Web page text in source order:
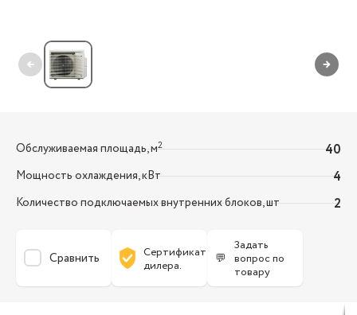
← →
Обслуживаемая площадь, м2 40
Мощность охлаждения, кВт 4
Количество подключаемых внутренних блоков, шт 2
Сравнить
Сертификат
дилера.
💬
Задать
вопрос по
товару